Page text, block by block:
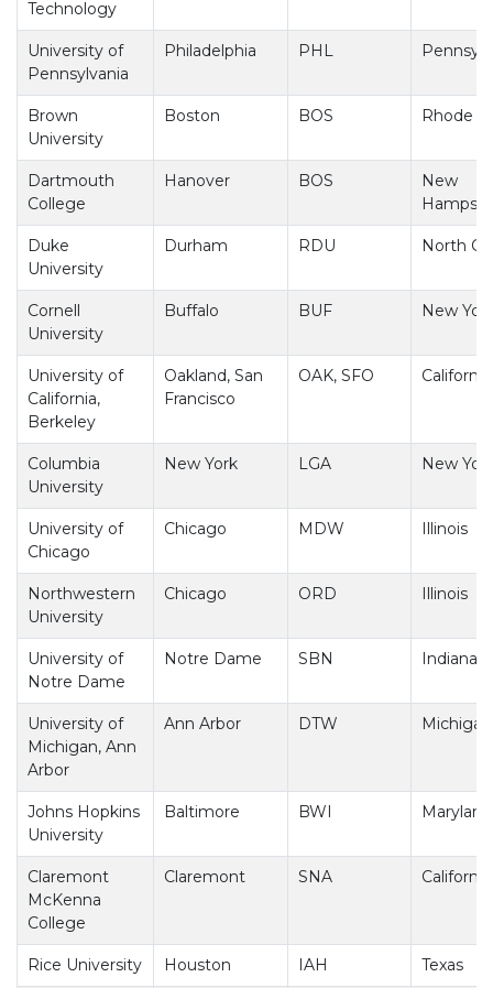
Technology
University of
Pennsylvania
Philadelphia PHL
Brown
University
Boston BOS Rhode
Dartmouth
College
Hanover BOS
New
Duke
University
Durham RDU North
Cornell
University
Buffalo BUF New
University of
California,
Berkeley
Oakland, San
Francisco
OAK, SFO California
Columbia
University
New York LGA New
University of
Chicago
Chicago MDW Illinois
Northwestern
University
Chicago ORD Illinois
University of
Notre Dame
Notre Dame SBN Indiana
University of
Michigan, Ann
Arbor
Ann Arbor DTW Michigan
Johns Hopkins
University
Baltimore BWI Maryland
Claremont
McKenna
College
Claremont SNA California
Rice University Houston IAH Texas